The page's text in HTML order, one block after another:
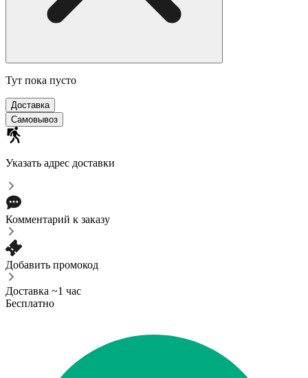
Тут пока пусто
Доставка
Самовывоз
Указать адрес доставки
Комментарий к заказу
Добавить промокод
Доставка ~1 час
Бесплатно